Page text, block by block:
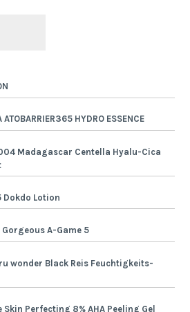
ATOBARRIER365 HYDRO ESSENCE
Madagascar Centella Hyalu-Cica
Dokdo Lotion
Gorgeous A-Game 5
wonder Black Reis Feuchtigkeits-
Skin Perfecting 8% AHA Peeling Gel